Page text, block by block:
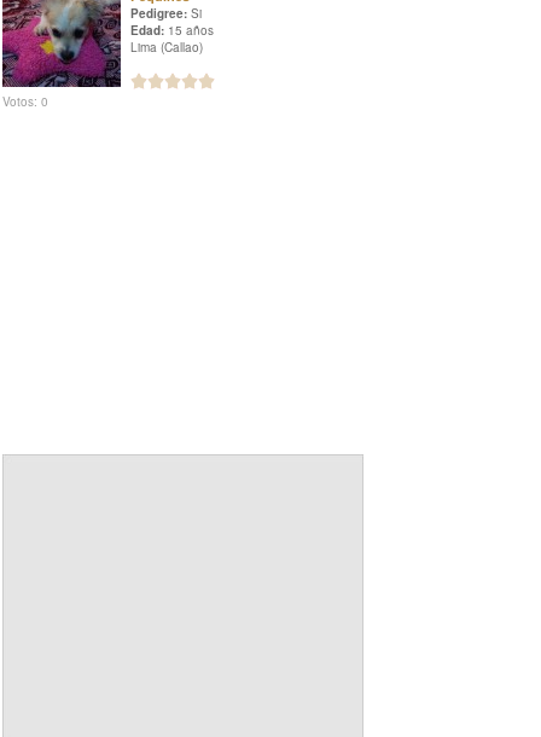
Pedigree: Si
Edad: 15 años
Lima (Callao)
Votos: 0